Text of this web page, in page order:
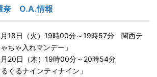
奈 O.A.情報
18日（火）19時00分～19時57分 関西テ
ちゃ入れマンデー」
20日（木）19時00分～20時54分
ぐるナインティナイン」